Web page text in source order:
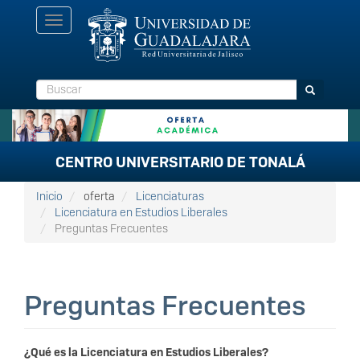
Toggle
navigation
Buscar Buscar
CENTRO UNIVERSITARIO DE TONALÁ
Inicio oferta
Licenciaturas
Licenciatura en Estudios Liberales
Preguntas Frecuentes
Preguntas Frecuentes
¿Qué es la Licenciatura en Estudios Liberales?